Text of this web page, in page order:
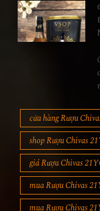
cửa hàng Rượu
shop Rượu Chivas
giá Rượu Chivas
mua Rượu Chivas
mua Rượu Chivas